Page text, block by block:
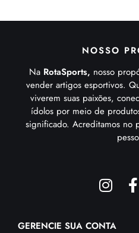
NOSSO
Na RotaSports, nosso
vender artigos esportivos.
viverem suas paixões,
ídolos por meio de
significado. Acreditamos no
GERENCIE SUA CONTA